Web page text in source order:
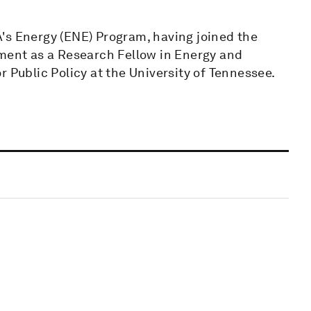
Energy (ENE) Program, having joined the
as a Research Fellow in Energy and
Public Policy at the University of Tennessee.